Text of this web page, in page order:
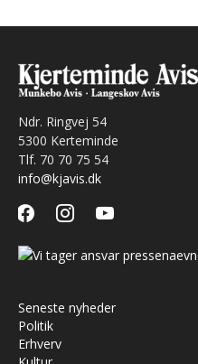
Ndr. Ringvej 54
5300 Kerteminde
Tlf. 70 70 75 54
info@kjavis.dk
facebookinstagramyoutube
Seneste nyheder
Politik
Erhverv